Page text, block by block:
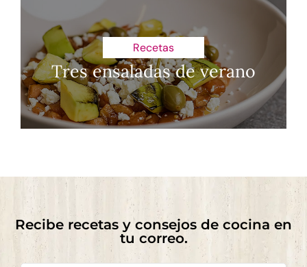
Recetas
Tres ensaladas de verano
Recibe recetas y consejos de cocina en
tu correo.​